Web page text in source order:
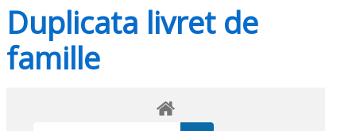
Duplicata livret de
famille